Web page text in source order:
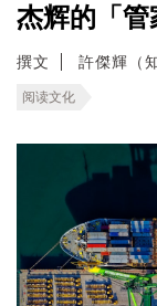
杰辉的「管
撰文 許傑輝（
阅读文化